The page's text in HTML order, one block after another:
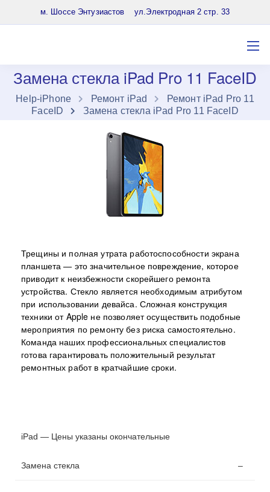
8 (903) 961-65-64
м. Шоссе Энтузиастов ул.Электродная 2 стр. 33
Замена стекла iPad Pro 11 FaceID
Нelp-iPhone Ремонт iPad
Ремонт iPad Pro 11
FaceID
Замена стекла iPad Pro 11 FaceID
Трещины и полная утрата работоспособности экрана
планшета — это значительное повреждение, которое
приводит к неизбежности скорейшего ремонта
устройства. Стекло является необходимым атрибутом
при использовании девайса. Сложная конструкция
техники от Apple не позволяет осуществить подобные
мероприятия по ремонту без риска самостоятельно.
Команда наших профессиональных специалистов
готова гарантировать положительный результат
ремонтных работ в кратчайшие сроки.
iPad — Цены указаны окончательные
Замена стекла –